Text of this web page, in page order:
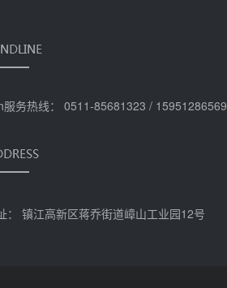
服务热线： 0511-85681323 / 15951286569
： 镇江高新区蒋乔街道嶂山工业园12号